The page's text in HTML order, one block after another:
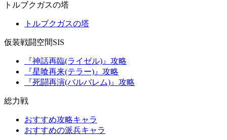
トルブクガスの塔
トルブクガスの塔
仮装戦闘空間SIS
『神話再臨(ライゼル)』攻略
『星喰再来(テラー)』攻略
『死闘再演(バルバレム)』攻略
総力戦
おすすめ攻略キャラ
おすすめの派兵キャラ